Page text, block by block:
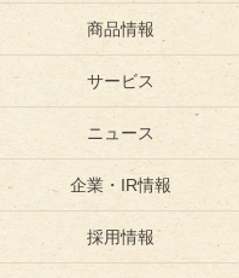
商品情報
サービス
ニュース
企業・IR情報
採用情報